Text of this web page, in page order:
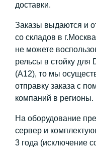
доставки.
Заказы выдаются и
со складов в
не можете
рельсы в стойку для
(A12), то мы
отправку заказа с
компаний в регионы.
На оборудование
сервер и
3 года (исключение